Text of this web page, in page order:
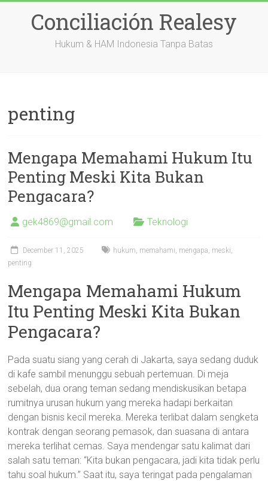
Conciliación Realesy
Hukum & HAM Indonesia Tanpa Batas
penting
Mengapa Memahami Hukum Itu
Penting Meski Kita Bukan
Pengacara?
gek4869@gmail.com Teknologi
December 11, 2025 hukum, memahami, mengapa, meski,
penting
Mengapa Memahami Hukum
Itu Penting Meski Kita Bukan
Pengacara?
Pada suatu siang yang cerah di Jakarta, saya sedang duduk
di kafe sambil menunggu sebuah pertemuan. Di meja
sebelah, dua orang teman sedang mendiskusikan betapa
rumitnya urusan hukum yang mereka hadapi berkaitan
dengan bisnis kecil mereka. Mereka terlibat dalam sengketa
kontrak dengan seorang pemasok, dan suasana di antara
mereka terlihat cemas. Saya mendengar satu kalimat dari
salah satu teman: “Kita bukan pengacara, jadi kita tidak perlu
tahu soal hukum.” Saat itu, saya teringat pada pengalaman